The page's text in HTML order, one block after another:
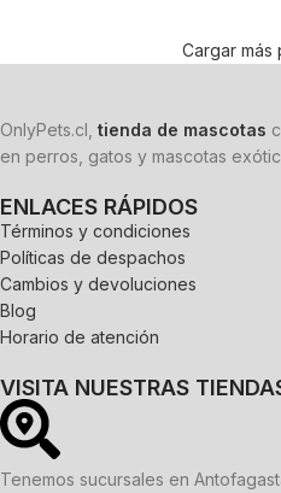
Cargar más
OnlyPets.cl, tienda de mascotas
en perros, gatos y mascotas
ENLACES RÁPIDOS
Términos y condiciones
Políticas de despachos
Cambios y devoluciones
Blog
Horario de atención
VISITA NUESTRAS
Tenemos sucursales en